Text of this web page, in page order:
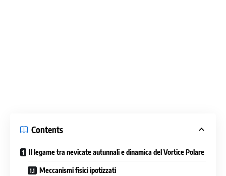
Contents
Il legame tra nevicate autunnali e dinamica del Vortice Polare
Meccanismi fisici ipotizzati